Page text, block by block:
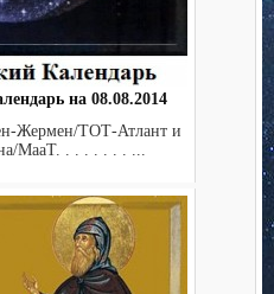
на 08.08.2014
Жермен/ТОТ-Атлант и
МааТ. . . . . . . . ...